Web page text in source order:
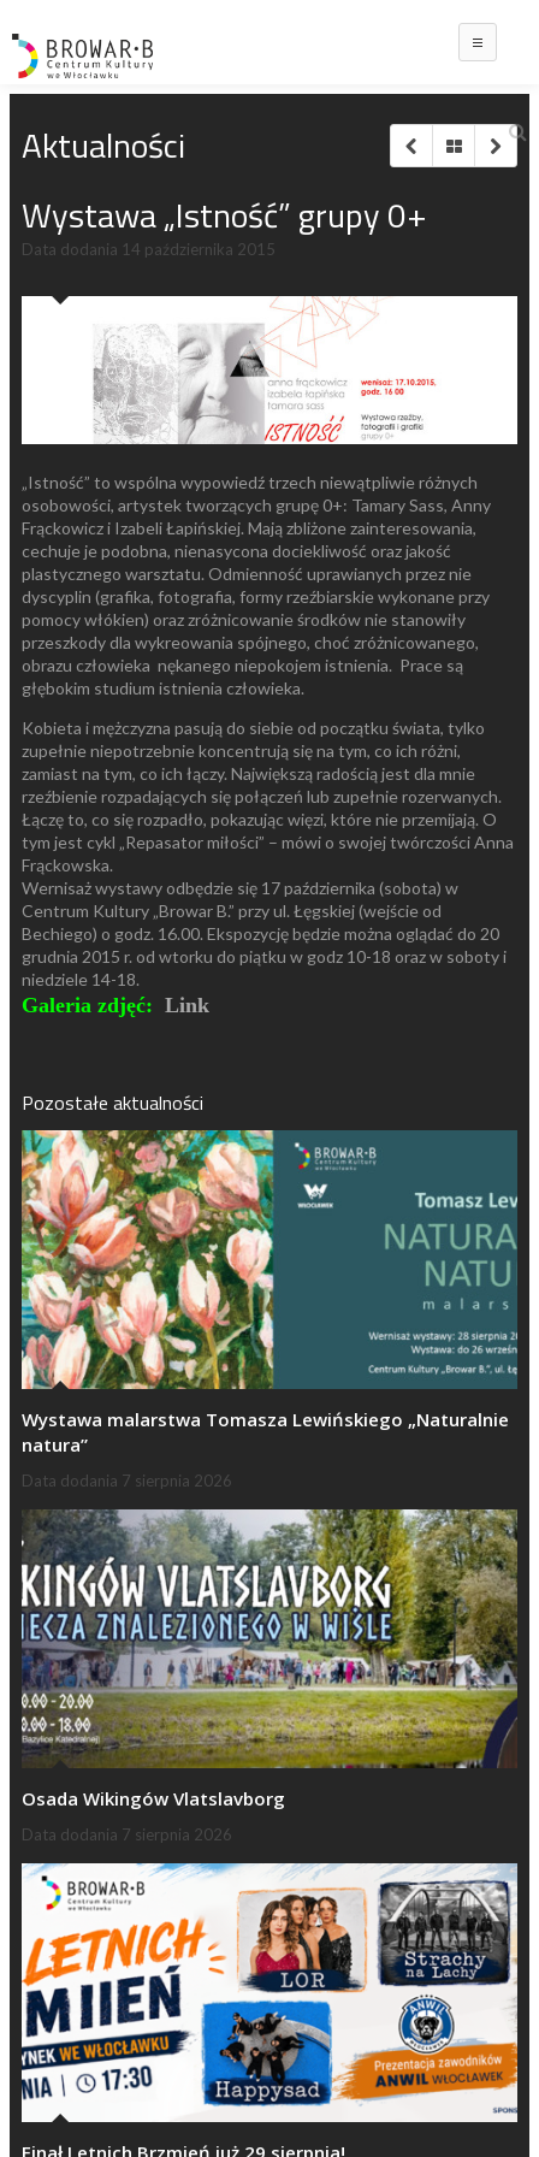
Aktualności
Wystawa „Istność” grupy 0+
Data dodania 14 października 2015
„Istność” to wspólna wypowiedź trzech niewątpliwie różnych
osobowości, artystek tworzących grupę 0+: Tamary Sass, Anny
Frąckowicz i Izabeli Łapińskiej. Mają zbliżone zainteresowania,
cechuje je podobna, nienasycona dociekliwość oraz jakość
plastycznego warsztatu. Odmienność uprawianych przez nie
dyscyplin (grafika, fotografia, formy rzeźbiarskie wykonane przy
pomocy włókien) oraz zróżnicowanie środków nie stanowiły
przeszkody dla wykreowania spójnego, choć zróżnicowanego,
obrazu człowieka nękanego niepokojem istnienia. Prace są
głębokim studium istnienia człowieka.
Kobieta i mężczyzna pasują do siebie od początku świata, tylko
zupełnie niepotrzebnie koncentrują się na tym, co ich różni,
zamiast na tym, co ich łączy. Największą radością jest dla mnie
rzeźbienie rozpadających się połączeń lub zupełnie rozerwanych.
Łączę to, co się rozpadło, pokazując więzi, które nie przemijają. O
tym jest cykl „Repasator miłości” – mówi o swojej twórczości Anna
Frąckowska.
Wernisaż wystawy odbędzie się 17 października (sobota) w
Centrum Kultury „Browar B.” przy ul. Łęgskiej (wejście od
Bechiego) o godz. 16.00. Ekspozycję będzie można oglądać do 20
grudnia 2015 r. od wtorku do piątku w godz 10-18 oraz w soboty i
niedziele 14-18.
Galeria zdjęć: Link
Pozostałe aktualności
Wystawa malarstwa Tomasza Lewińskiego „Naturalnie
natura”
Data dodania 7 sierpnia 2026
Osada Wikingów Vlatslavborg
Data dodania 7 sierpnia 2026
Finał Letnich Brzmień już 29 sierpnia!